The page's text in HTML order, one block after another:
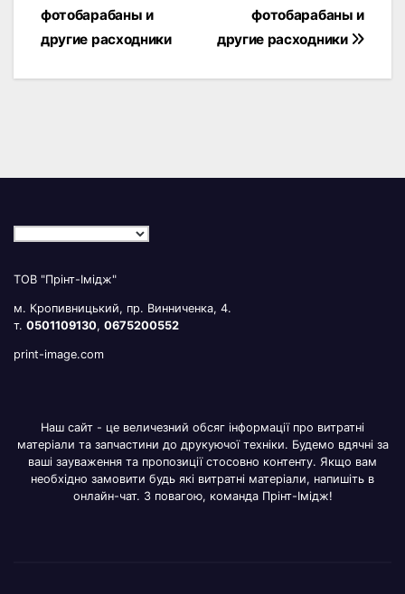
фотобарабаны и
другие расходники
фотобарабаны и
другие расходники
ТОВ "Прінт-Імідж"
м. Кропивницький, пр. Винниченка, 4.
т. 0501109130, 0675200552
print-image.com
Наш сайт - це величезний обсяг інформації про витратні
матеріали та запчастини до друкуючої техніки. Будемо вдячні за
ваші зауваження та пропозиції стосовно контенту. Якщо вам
необхідно замовити будь які витратні матеріали, напишіть в
онлайн-чат. З повагою, команда Прінт-Імідж!